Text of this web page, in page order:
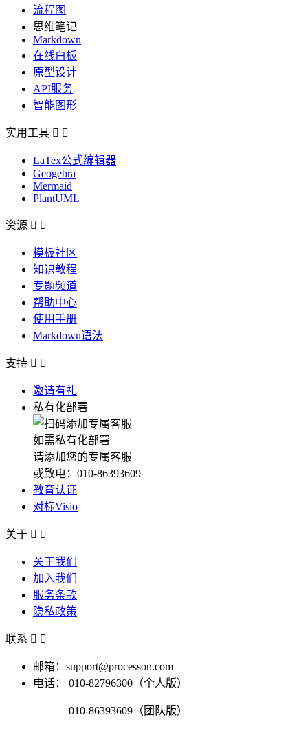
流程图
思维笔记
Markdown
在线白板
原型设计
API服务
智能图形
实用工具  
LaTex公式编辑器
Geogebra
Mermaid
PlantUML
资源  
模板社区
知识教程
专题频道
帮助中心
使用手册
Markdown语法
支持  
邀请有礼
私有化部署
如需私有化部署
请添加您的专属客服
或致电：010-86393609
教育认证
对标Visio
关于  
关于我们
加入我们
服务条款
隐私政策
联系  
邮箱：support@processon.com
电话：
010-82796300（个人版）
010-86393609（团队版）